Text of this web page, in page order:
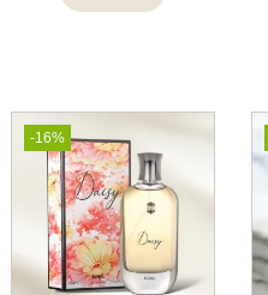
-16%